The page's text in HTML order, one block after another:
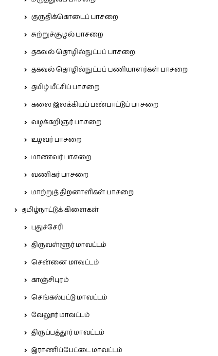
குருதிக்கொடைப் பாசறை
சுற்றுச்சூழல் பாசறை
தகவல் தொழில்நுட்பப் பாசறை.
தகவல் தொழில்நுட்பப் பணியாளர்கள் பாசறை
தமிழ் மீட்சிப் பாசறை
கலை இலக்கியப் பண்பாட்டுப் பாசறை
வழக்கறிஞர் பாசறை
உழவர் பாசறை
மாணவர் பாசறை
வணிகர் பாசறை
மாற்றுத் திறனாளிகள் பாசறை
தமிழ்நாட்டுக் கிளைகள்
புதுச்சேரி
திருவள்ளூர் மாவட்டம்
சென்னை மாவட்டம்
காஞ்சிபுரம்
செங்கல்பட்டு மாவட்டம்
வேலூர் மாவட்டம்
திருப்பத்தூர் மாவட்டம்
இராணிப்பேட்டை மாவட்டம்